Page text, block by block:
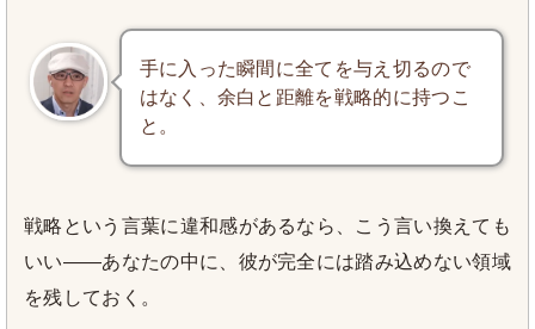
手に入った瞬間に全てを与え切るので
はなく、余白と距離を戦略的に持つこ
と。
戦略という言葉に違和感があるなら、こう言い換えても
いい——あなたの中に、彼が完全には踏み込めない領域
を残しておく。